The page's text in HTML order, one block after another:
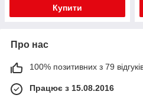
Купити
Про нас
100% позитивних з 79
Працює з 15.08.2016